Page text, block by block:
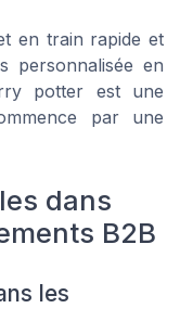
en train rapide et
personnalisée en
potter est une
par une
dans
B2B
les